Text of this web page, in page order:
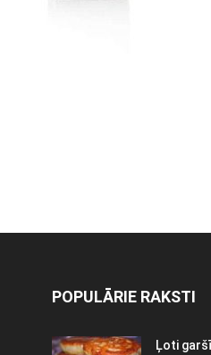
POPULĀRIE RAKSTI
Ļoti